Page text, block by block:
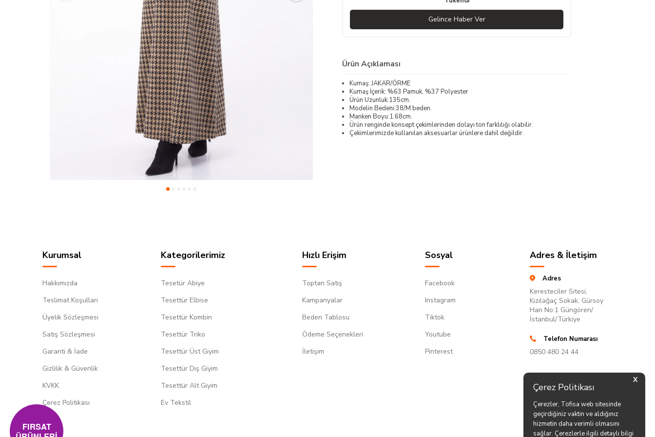
X
Çerez Politikası
Çerezler, Tofisa web sitesinde
geçirdiğiniz vaktin ve aldığınız
hizmetin daha verimli olmasını
sağlar. Çerezlerle ilgili detaylı bilgi
Gelince Haber Ver
Ürün Açıklaması
Kumaş: JAKAR/ÖRME
Kumaş İçerik: %63 Pamuk, %37 Polyester
Ürün Uzunluk:135cm.
Modelin Bedeni:38/M beden.
Manken Boyu:1.68cm.
Ürün renginde konsept çekimlerinden dolayı ton farklılığı olabilir.
Çekimlerimizde kullanılan aksesuarlar ürünlere dahil değildir.
Kurumsal
Hakkımızda
Teslimat Koşulları
Üyelik Sözleşmesi
Satış Sözleşmesi
Garanti & İade
Gizlilik & Güvenlik
KVKK
Çerez Politikası
Kategorilerimiz
Tesetür Abiye
Tesettür Elbise
Tesettür Kombin
Tesettür Triko
Tesettür Üst Giyim
Tesettür Dış Giyim
Tesettür Alt Giyim
Ev Tekstil
Hızlı Erişim
Toptan Satış
Kampanyalar
Beden Tablosu
Ödeme Seçenekleri
İletişim
Sosyal
Facebook
Instagram
Tiktok
Youtube
Pinterest
Adres & İletişim
Adres
Keresteciler Sitesi,
Kızılağaç Sokak, Gürsoy
Han No:1 Güngören/
İstanbul/Türkiye
Telefon Numarası
0850 480 24 44
FIRSAT